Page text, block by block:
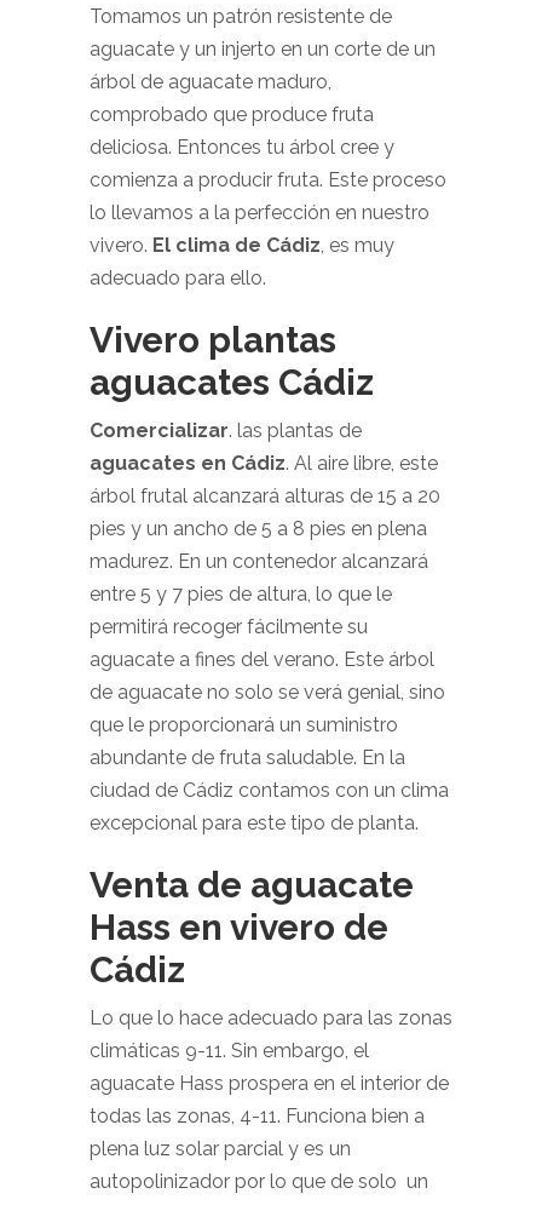
Tomamos un patrón resistente de
aguacate y un injerto en un corte de un
árbol de aguacate maduro,
comprobado que produce fruta
deliciosa. Entonces tu árbol cree y
comienza a producir fruta. Este proceso
lo llevamos a la perfección en nuestro
vivero. El clima de Cádiz, es muy
adecuado para ello.
Vivero plantas
aguacates Cádiz
Comercializar. las plantas de
aguacates en Cádiz. Al aire libre, este
árbol frutal alcanzará alturas de 15 a 20
pies y un ancho de 5 a 8 pies en plena
madurez. En un contenedor alcanzará
entre 5 y 7 pies de altura, lo que le
permitirá recoger fácilmente su
aguacate a fines del verano. Este árbol
de aguacate no solo se verá genial, sino
que le proporcionará un suministro
abundante de fruta saludable. En la
ciudad de Cádiz contamos con un clima
excepcional para este tipo de planta.
Venta de aguacate
Hass en vivero de
Cádiz
Lo que lo hace adecuado para las zonas
climáticas 9-11. Sin embargo, el
aguacate Hass prospera en el interior de
todas las zonas, 4-11. Funciona bien a
plena luz solar parcial y es un
autopolinizador por lo que de solo un